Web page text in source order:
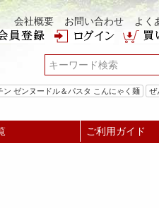
会社概要 お問い合わせ よく
ン ゼンヌードル＆パスタ こんにゃく麺
ぜ
ご利用ガイド